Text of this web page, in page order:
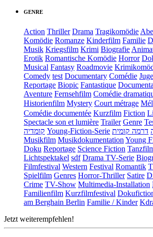
GENRE
Action Thriller Drama Tragikomödie
Komödie Romanze Kinderfilm Familie
Musik Kriegsfilm Krimi Biografie
Erotik Romantische Komödie Horror
Musical Fantasy Roadmovie
Comedy test Documentary Comédie
Reportage Biopic Fantastique
Aventure Fernsehfilm Comédie
Historienfilm Mystery Court métrage
Comédie documentée Kurzfilm Fiction
Spectacle son et lumière Trailer Genre
קומדיה Young-Fiction-Serie דרמה קומית
Musikfilm Musikdokumentation Young
Doku Reportage Science Fiction
Lichtspektakel sdf Drama TV-Serie
Filmfestival Western Festival Romantik
Spielfilm Genres Horror-Thriller Satire
Crime TV-Show Multimedia-Installation
Familienfilm Kurzfilmfestival
am Berghain Berlin Familie / Kinder
Jetzt weiterempfehlen!